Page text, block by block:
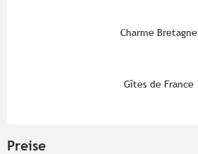
Charme Bretagne
Gîtes de France
Preise